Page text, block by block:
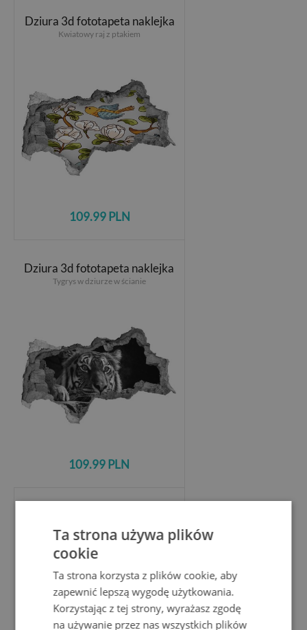
Dziura 3d fototapeta naklejka
Kwiatowy raj z ptakiem
109.99 PLN
Dziura 3d fototapeta naklejka
Tygrys w dziurze w ścianie
109.99 PLN
naklejka
Ta strona używa plików
cookie
Ta strona korzysta z plików cookie, aby
zapewnić lepszą wygodę użytkowania.
Korzystając z tej strony, wyrażasz zgodę
na używanie przez nas wszystkich plików